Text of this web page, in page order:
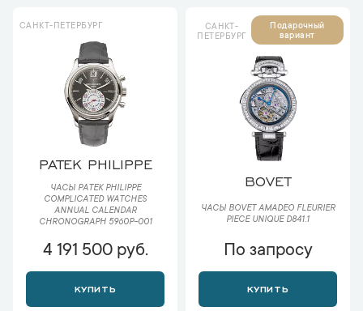
САНКТ-ПЕТЕРБУРГ
PATEK PHILIPPE
ЧАСЫ PATEK PHILIPPE
COMPLICATED WATCHES
ANNUAL CALENDAR
CHRONOGRAPH 5960P-001
4 191 500 руб.
КУПИТЬ
САНКТ-
ПЕТЕРБУРГ
Подарочный
вариант
BOVET
ЧАСЫ BOVET AMADEO FLEURIER
PIECE UNIQUE D841.1
По запросу
КУПИТЬ